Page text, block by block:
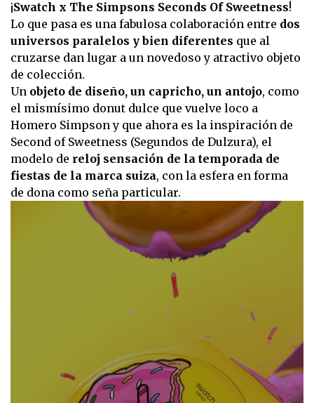
¡Swatch x The Simpsons Seconds Of Sweetness!
Lo que pasa es una fabulosa colaboración entre dos
universos paralelos y bien diferentes que al
cruzarse dan lugar a un novedoso y atractivo objeto
de colección.
Un objeto de diseño, un capricho, un antojo, como
el mismísimo donut dulce que vuelve loco a
Homero Simpson y que ahora es la inspiración de
Second of Sweetness (Segundos de Dulzura), el
modelo de reloj sensación de la temporada de
fiestas de la marca suiza, con la esfera en forma
de dona como seña particular.